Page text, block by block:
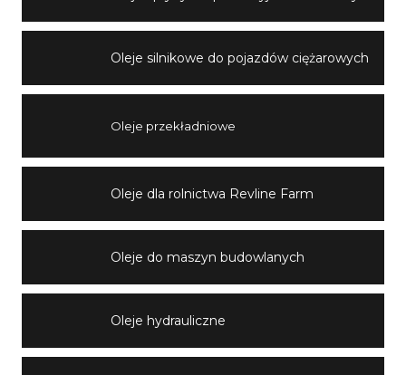
Oleje silnikowe do pojazdów ciężarowych
Oleje przekładniowe
Oleje dla rolnictwa Revline Farm
Oleje do maszyn budowlanych
Oleje hydrauliczne